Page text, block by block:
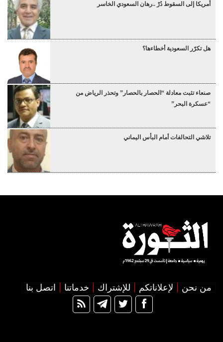
أمريكا إلى السقوط دُرْ ..رهان السعودي الخاسر
هل تكرّر السعودية أخطاءها؟
صنعاء تثبت معادلة “الحصار بالحصار” وتحذر الرياض من
“عسكرة البحر”
تلاشي التحالفات أمام البأس اليماني
من نحن لإعلاناتكم للإشتراك خدماتنا اتصل بنا